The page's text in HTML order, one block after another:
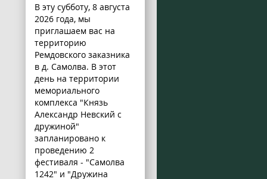
В эту субботу, 8 августа
2026 года, мы
приглашаем вас на
территорию
Ремдовского заказника
в д. Самолва. В этот
день на территории
мемориального
комплекса "Князь
Александр Невский с
дружиной"
запланировано к
проведению 2
фестиваля - "Самолва
1242" и "Дружина